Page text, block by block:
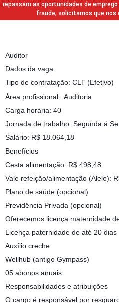
repassam as oportunidades de
fraude, solicitamos que
Auditor
Dados da vaga
Tipo de contratação: CLT (Efetivo)
Área profissional : Auditoria
Carga horária: 40
Jornada de trabalho: Segunda á
Salário: R$ 18.064,18
Benefícios
Cesta alimentação: R$ 498,48
Vale refeição/alimentação (Alelo):
Plano de saúde (opcional)
Previdência Privada (opcional)
Oferecemos licença maternidade
Licença paternidade de até 20 dias
Auxílio creche
Wellhub (antigo Gympass)
05 abonos anuais
Responsabilidades e atribuições
O cargo é responsável por